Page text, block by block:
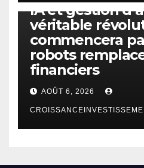
IA et gestion
véritable
commencera
robots
financiers
AOÛT 6, 2026